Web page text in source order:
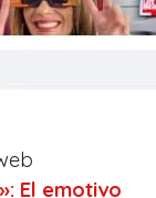
El emotivo